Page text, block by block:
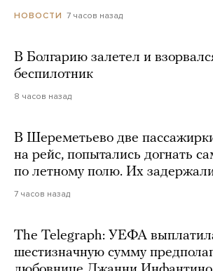
НОВОСТИ 7 часов назад
В Болгарию залетел и
беспилотник
8 часов назад
В Шереметьево две
на рейс, попытались догнать
по летному полю. Их
7 часов назад
The Telegraph: УЕФА
шестизначную сумму